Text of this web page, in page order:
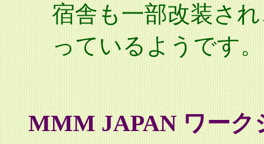
宿舎も一部改装さ
っているようです。
MMM JAPAN ワーク